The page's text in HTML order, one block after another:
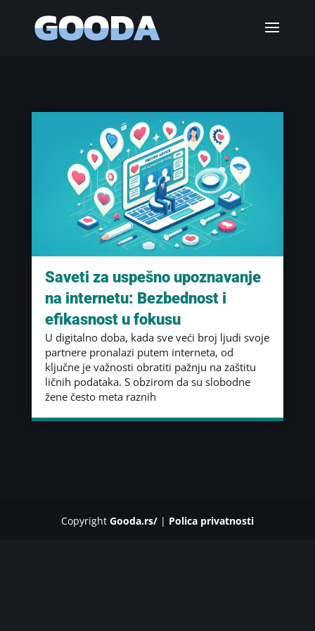
Saveti za uspešno upoznavanje
na internetu: Bezbednost i
efikasnost u fokusu
U digitalno doba, kada sve veći broj ljudi svoje
partnere pronalazi putem interneta, od
ključne je važnosti obratiti pažnju na zaštitu
ličnih podataka. S obzirom da su slobodne
žene često meta raznih
Copyright Gooda.rs/| Polica privatnosti